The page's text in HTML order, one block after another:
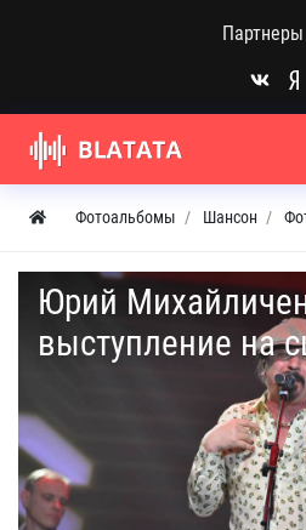
Партнеры
Фотоальбомы Шансон
Юрий
выступление на